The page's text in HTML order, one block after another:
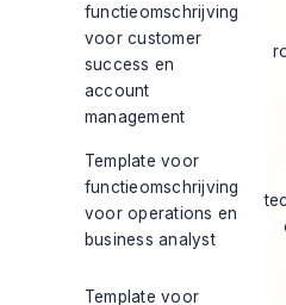
functieomschrijving
voor customer
success en
account
management
Template voor
functieomschrijving
voor operations en
business analyst
Template voor